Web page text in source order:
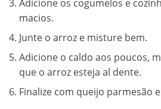
Adicione os cogumelos e
macios.
Junte o arroz e misture bem.
Adicione o caldo aos poucos,
que o arroz esteja al dente.
Finalize com queijo parmesão